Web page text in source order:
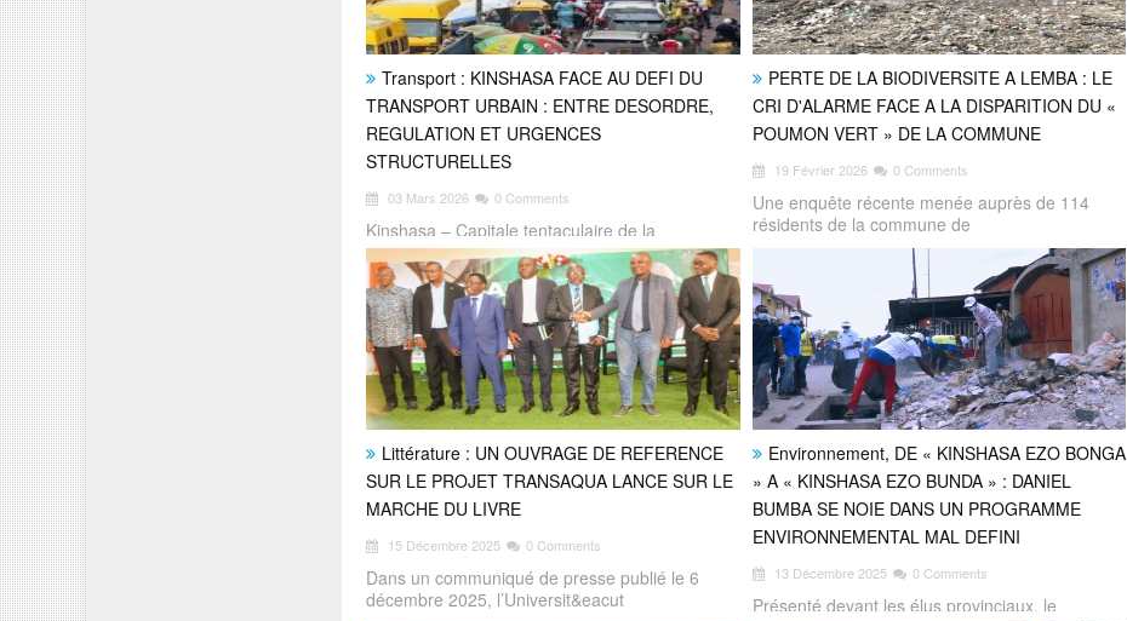
Transport : KINSHASA FACE AU DEFI DU
TRANSPORT URBAIN : ENTRE DESORDRE,
REGULATION ET URGENCES
STRUCTURELLES
03 Mars 2026 0 Comments
Kinshasa – Capitale tentaculaire de la
République démocratique du Congo, la
PERTE DE LA BIODIVERSITE A LEMBA : LE
CRI D'ALARME FACE A LA DISPARITION DU «
POUMON VERT » DE LA COMMUNE
19 Février 2026 0 Comments
Une enquête récente menée auprès de 114
résidents de la commune de
Littérature : UN OUVRAGE DE REFERENCE
SUR LE PROJET TRANSAQUA LANCE SUR LE
MARCHE DU LIVRE
15 Décembre 2025 0 Comments
Dans un communiqué de presse publié le 6
décembre 2025, l’Universit&eacut
Environnement, DE « KINSHASA EZO BONGA
» A « KINSHASA EZO BUNDA » : DANIEL
BUMBA SE NOIE DANS UN PROGRAMME
ENVIRONNEMENTAL MAL DEFINI
13 Décembre 2025 0 Comments
Présenté devant les élus provinciaux, le